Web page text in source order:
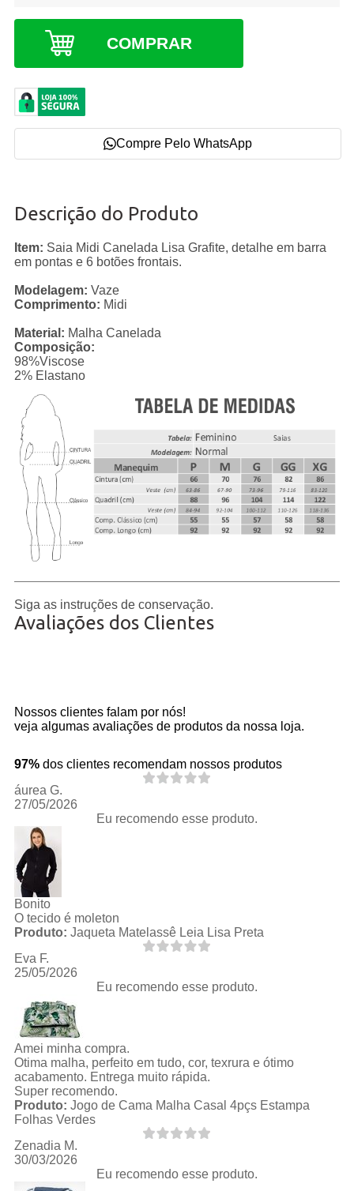
COMPRAR
Compre Pelo WhatsApp
Descrição do Produto
Item: Saia Midi Canelada Lisa Grafite, detalhe em barra
em pontas e 6 botões frontais.
Modelagem: Vaze
Comprimento: Midi
Material: Malha Canelada
Composição:
98%Viscose
2% Elastano
Siga as instruções de conservação.
Avaliações dos Clientes
Nossos clientes falam por nós!
veja algumas avaliações de produtos da nossa loja.
97% dos clientes recomendam nossos produtos
áurea G.
27/05/2026
Eu recomendo esse produto.
Bonito
O tecido é moleton
Produto: Jaqueta Matelassê Leia Lisa Preta
Eva F.
25/05/2026
Eu recomendo esse produto.
Amei minha compra.
Otima malha, perfeito em tudo, cor, texrura e ótimo
acabamento. Entrega muito rápida.
Super recomendo.
Produto: Jogo de Cama Malha Casal 4pçs Estampa
Folhas Verdes
Zenadia M.
30/03/2026
Eu recomendo esse produto.